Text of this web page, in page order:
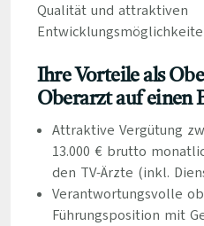
Qualität und attraktiven
Ihre Vorteile als
Oberarzt auf einen
Attraktive Vergütung
13.000 € brutto
den TV-Ärzte (inkl.
Verantwortungsvolle
Führungsposition mit